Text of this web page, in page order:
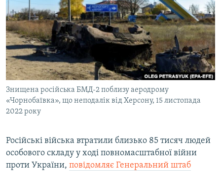
СПЕЦПРОЕКТИ
ДЕПОРТАЦІЯ
ВІДЕОУРОКИ «ELIFBE»
СВІДЧЕННЯ ОКУПАЦІЇ
УКРАЇНСЬКА ПРОБЛЕМА КРИМУ
ІНФОГРАФІКА
ЯК ОБІЙТИ БЛОКУВАННЯ
Русский
Qırımtatar
ДОЛУЧАЙСЯ!
Усі сайти RFE/RL
Знищена російська БМД-2 поблизу аеродрому
«Чорнобаївка», що неподалік від Херсону, 15 листопада
2022 року
Російські війська втратили близько 85 тисяч людей
особового складу у ході повномасштабної війни
проти України, повідомляє Генеральний штаб